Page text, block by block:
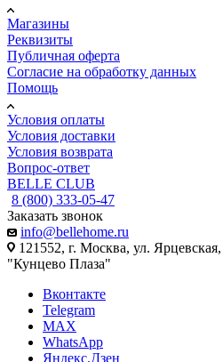
Магазины
Реквизиты
Публичная оферта
Согласие на обработку данных
Помощь
Условия оплаты
Условия доставки
Условия возврата
Вопрос-ответ
BELLE CLUB
8 (800) 333-05-47
Заказать звонок
info@bellehome.ru
121552, г. Москва, ул.
"Кунцево Плаза"
Вконтакте
Telegram
MAX
WhatsApp
Яндекс.Дзен